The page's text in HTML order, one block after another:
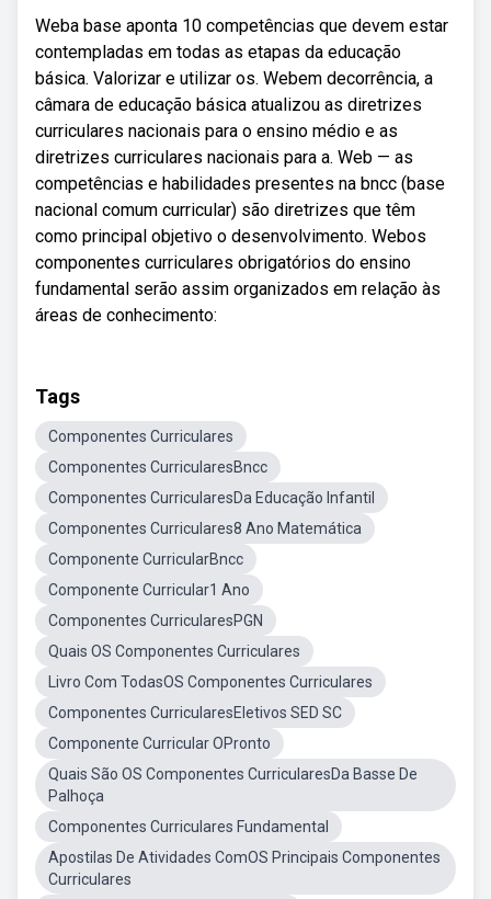
Weba base aponta 10 competências que devem estar
contempladas em todas as etapas da educação
básica. Valorizar e utilizar os. Webem decorrência, a
câmara de educação básica atualizou as diretrizes
curriculares nacionais para o ensino médio e as
diretrizes curriculares nacionais para a. Web — as
competências e habilidades presentes na bncc (base
nacional comum curricular) são diretrizes que têm
como principal objetivo o desenvolvimento. Webos
componentes curriculares obrigatórios do ensino
fundamental serão assim organizados em relação às
áreas de conhecimento:
Tags
Componentes Curriculares
Componentes CurricularesBncc
Componentes CurricularesDa Educação Infantil
Componentes Curriculares8 Ano Matemática
Componente CurricularBncc
Componente Curricular1 Ano
Componentes CurricularesPGN
Quais OS Componentes Curriculares
Livro Com TodasOS Componentes Curriculares
Componentes CurricularesEletivos SED SC
Componente Curricular OPronto
Quais São OS Componentes CurricularesDa Basse De
Palhoça
Componentes Curriculares Fundamental
Apostilas De Atividades ComOS Principais Componentes
Curriculares